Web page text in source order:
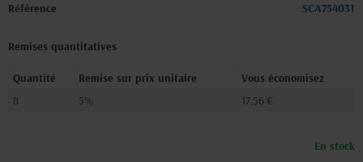
Référence SCA754031
Remises quantitatives
Quantité Remise sur prix unitaire
Vous économisez
8
5% 17,56 €
En stock